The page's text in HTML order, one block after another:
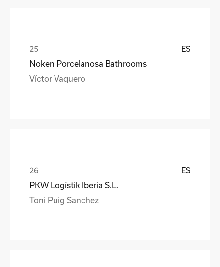
ES
Noken Porcelanosa Bathrooms
Víctor Vaquero
ES
PKW Logístik Iberia S.L.
Toni Puig Sanchez